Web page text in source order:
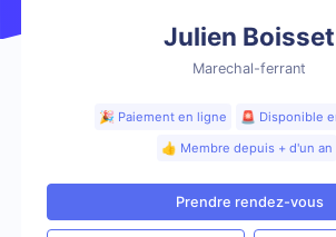
Julien Boisset
Marechal-ferrant
🎉 Paiement en ligne
🚨 Disponible
👍 Membre depuis + d'un an
Prendre rendez-vous